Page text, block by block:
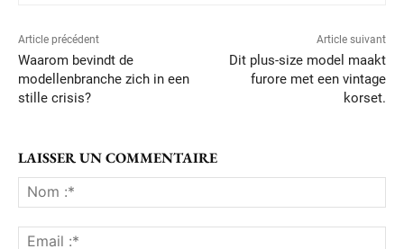
Article précédent
Waarom bevindt de
modellenbranche zich in een
stille crisis?
Article suivant
Dit plus-size model maakt
furore met een vintage
korset.
LAISSER UN COMMENTAIRE
:*